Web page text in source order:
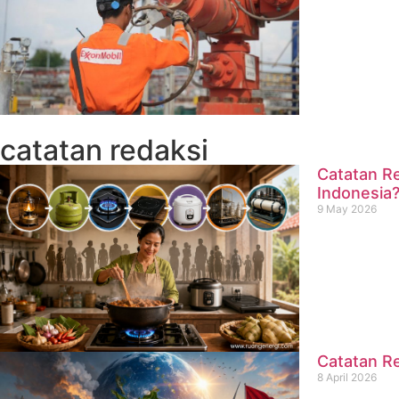
catatan redaksi
Catatan
Indonesia?
9 May 2026
Catatan
8 April 2026